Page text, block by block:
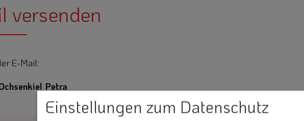
versenden
E-Mail:
Petra
Einstellungen zum Datenschutz